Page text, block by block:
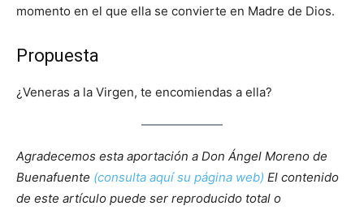
momento en el que ella se convierte en Madre de Dios.
Propuesta
¿Veneras a la Virgen, te encomiendas a ella?
Agradecemos esta aportación a Don Ángel Moreno de
Buenafuente (consulta aquí su página web) El contenido
de este artículo puede ser reproducido total o